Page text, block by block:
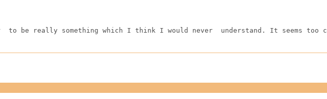
to be really something which I think I would never  understand. It seems